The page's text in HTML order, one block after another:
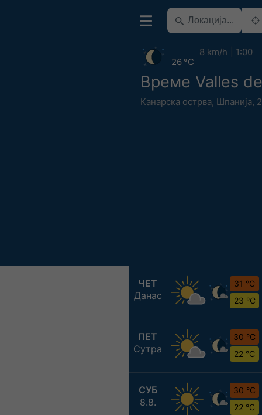
Време Valles
Канарска острва, Шпанија,
26 °C
8 km/h 1:00
ЧЕТ
Данас
31 °C
23 °C
ПЕТ
Сутра
30 °C
22 °C
СУБ
8.8.
30 °C
22 °C